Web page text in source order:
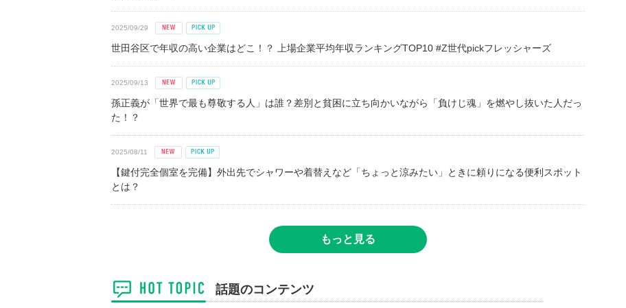
2025/09/29
世田谷区で年収の高い企業はどこ！？ 上場企業平均年収ランキングTOP10 #Z世代pickフレッシャーズ
2025/09/13
孫正義が「世界で最も尊敬する人」は誰？差別と貧困に立ち向かいながら「負けじ魂」を燃やし抜いた人だっ
た！？
2025/08/11
【鍵付完全個室を完備】外出先でシャワーや着替えなど「ちょっと涼みたい」ときに頼りになる便利スポット
とは？
もっと見る
話題のコンテンツ